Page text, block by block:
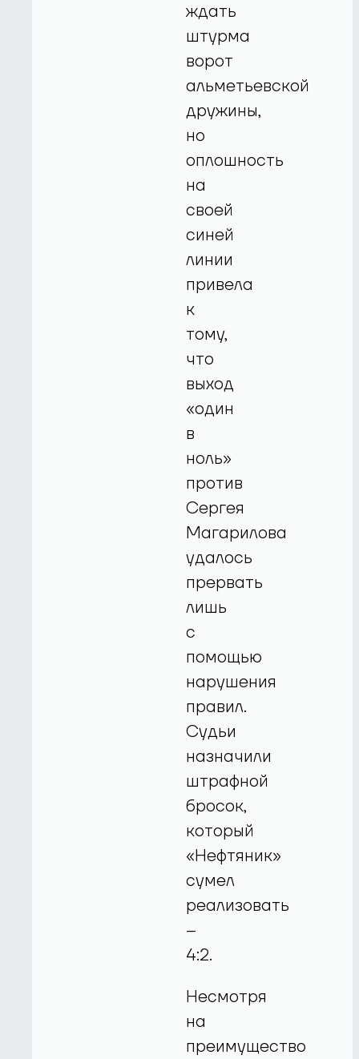
ждать
штурма
ворот
альметьевской
дружины,
но
оплошность
на
своей
синей
линии
привела
к
тому,
что
выход
«один
в
ноль»
против
Сергея
Магарилова
удалось
прервать
лишь
с
помощью
нарушения
правил.
Судьи
назначили
штрафной
бросок,
который
«Нефтяник»
сумел
реализовать
–
4:2.
Несмотря
на
преимущество